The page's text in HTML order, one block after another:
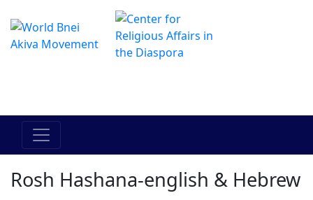
Rosh Hashana-english & Hebrew